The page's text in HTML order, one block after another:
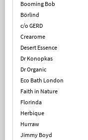
Booming Bob
Börlind
c/o GERD
Crearome
Desert Essence
Dr Konopkas
Dr Organic
Eco Bath London
Faith in Nature
Florinda
Herbique
Hurraw
Jimmy Boyd